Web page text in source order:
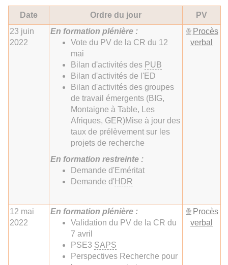
Date Ordre du jour
PV
23 juin
2022
En formation plénière :
Vote du PV de la CR du 12
mai
Bilan d'activités des PUB
Bilan d'activités de l'ED
Bilan d'activités des groupes
de travail émergents (BIG,
Montaigne à Table, Les
Afriques, GER)Mise à jour des
taux de prélèvement sur les
projets de recherche
En formation restreinte :
Demande d'Eméritat
Demande d' HDR
Procès
verbal
12 mai
2022
En formation plénière :
Validation du PV de la CR du
7 avril
PSE3 SAPS
Perspectives Recherche pour
Procès
verbal